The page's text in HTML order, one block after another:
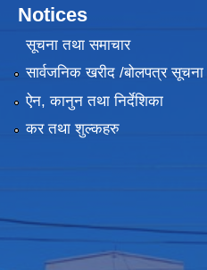
Notices
सूचना तथा समाचार
सार्वजनिक खरीद /बोलपत्र सूचना
ऐन, कानुन तथा निर्देशिका
कर तथा शुल्कहरु